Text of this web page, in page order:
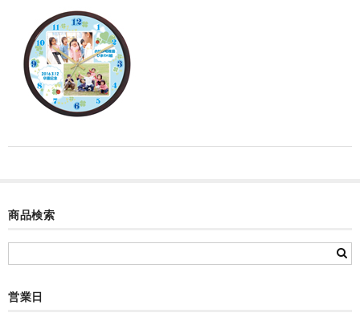
目覚まし時計(集合＋個別)
メロディ時計(集合)
音声時計(集合)
メロディ時計(個別)
知育時計
商品検索
営業日